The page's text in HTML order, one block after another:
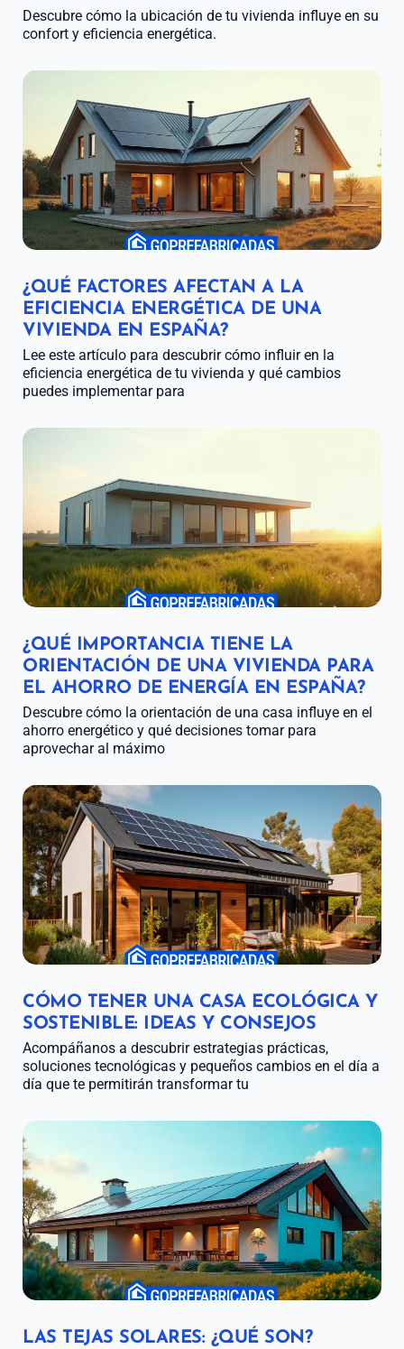
Descubre cómo la ubicación de tu vivienda influye en su
confort y eficiencia energética.
¿QUÉ FACTORES AFECTAN A LA
EFICIENCIA ENERGÉTICA DE UNA
VIVIENDA EN ESPAÑA?
Lee este artículo para descubrir cómo influir en la
eficiencia energética de tu vivienda y qué cambios
puedes implementar para
¿QUÉ IMPORTANCIA TIENE LA
ORIENTACIÓN DE UNA VIVIENDA PARA
EL AHORRO DE ENERGÍA EN ESPAÑA?
Descubre cómo la orientación de una casa influye en el
ahorro energético y qué decisiones tomar para
aprovechar al máximo
CÓMO TENER UNA CASA ECOLÓGICA Y
SOSTENIBLE: IDEAS Y CONSEJOS
Acompáñanos a descubrir estrategias prácticas,
soluciones tecnológicas y pequeños cambios en el día a
día que te permitirán transformar tu
LAS TEJAS SOLARES: ¿QUÉ SON?